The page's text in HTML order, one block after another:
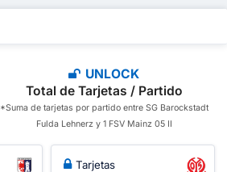
UNLOCK
Total de Tarjetas / Partido
*Suma de tarjetas por partido entre SG Barockstadt
Fulda Lehnerz y 1 FSV Mainz 05 II
Tarjetas